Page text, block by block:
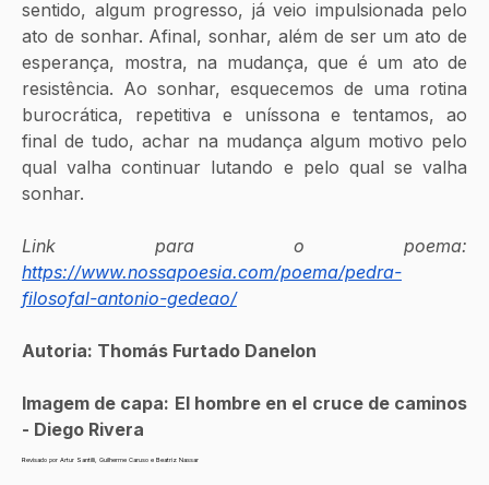
sentido, algum progresso, já veio impulsionada pelo
ato de sonhar. Afinal, sonhar, além de ser um ato de
esperança, mostra, na mudança, que é um ato de
resistência. Ao sonhar, esquecemos de uma rotina
burocrática, repetitiva e uníssona e tentamos, ao
final de tudo, achar na mudança algum motivo pelo
qual valha continuar lutando e pelo qual se valha
sonhar.
https://www.nossapoesia.com/poema/pedra-
filosofal-antonio-gedeao/
Autoria: Thomás Furtado Danelon
Imagem de capa: El hombre en el cruce de caminos
- Diego Rivera
Revisado por Artur Santilli, Guilherme Caruso e Beatriz Nassar